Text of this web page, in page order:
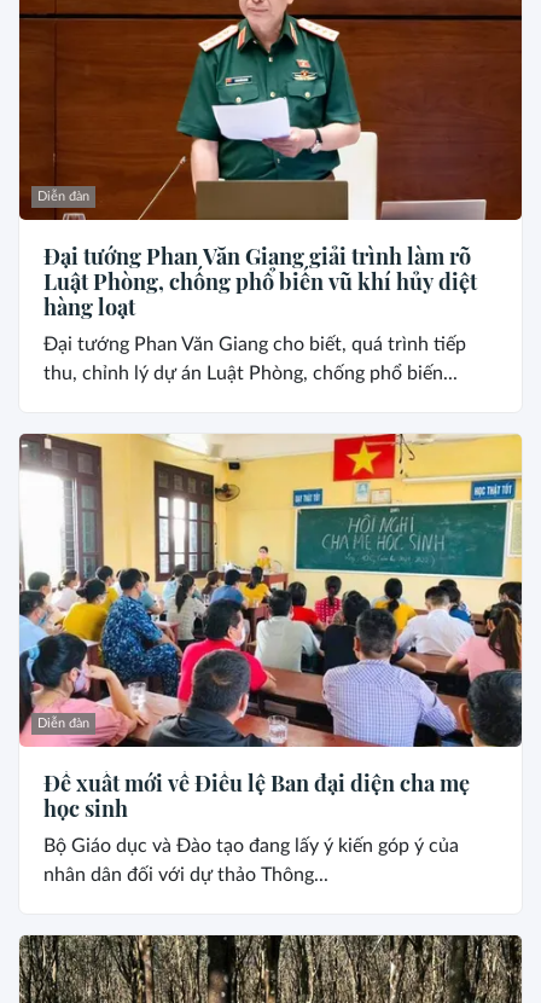
Diễn đàn
Đại tướng Phan Văn Giang giải trình làm rõ
Luật Phòng, chống phổ biến vũ khí hủy diệt
hàng loạt
Đại tướng Phan Văn Giang cho biết, quá trình tiếp
thu, chỉnh lý dự án Luật Phòng, chống phổ biến...
Diễn đàn
Đề xuất mới về Điều lệ Ban đại diện cha mẹ
học sinh
Bộ Giáo dục và Đào tạo đang lấy ý kiến góp ý của
nhân dân đối với dự thảo Thông...